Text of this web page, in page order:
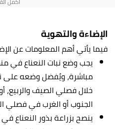
الإضاءة والتهوية
فيما يأتي أهم المعلومات عن
يجب وضع نبات النعناع في
مباشرة، ويُفضل وضعه على
خلال فصلي الصيف والربيع،
الجنوب أو الغرب في فصلي
ينصح بزراعة بذور